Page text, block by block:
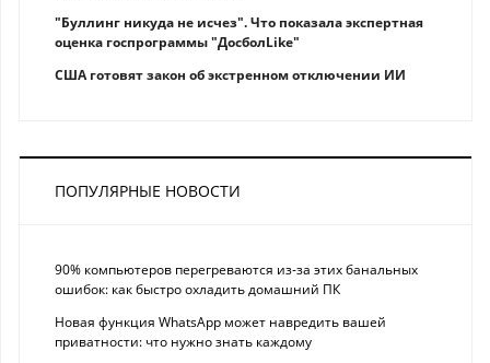
"Буллинг никуда не исчез". Что показала экспертная
оценка госпрограммы "ДосболLike"
США готовят закон об экстренном отключении ИИ
ПОПУЛЯРНЫЕ НОВОСТИ
90% компьютеров перегреваются из-за этих банальных
ошибок: как быстро охладить домашний ПК
Новая функция WhatsApp может навредить вашей
приватности: что нужно знать каждому